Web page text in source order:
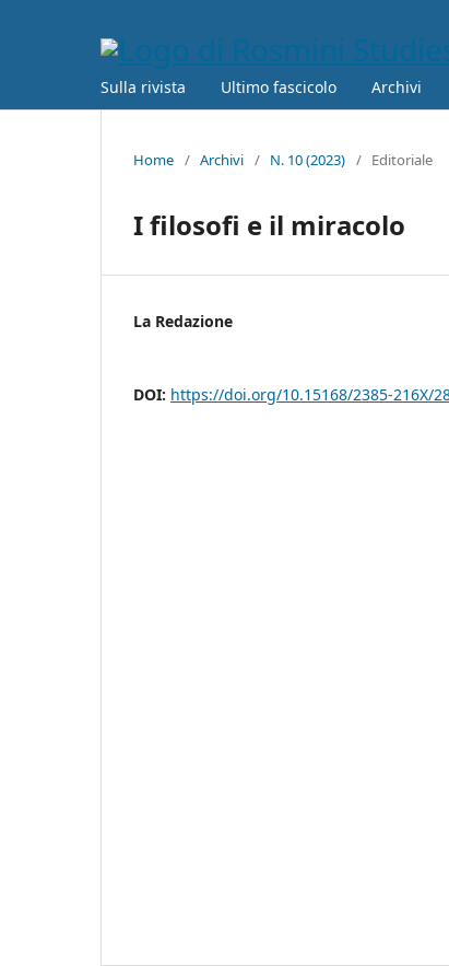
Sulla rivista Ultimo fascicolo Archivi
Home / Archivi / N. 10 (2023) / Editoriale
I filosofi e il miracolo
La Redazione
DOI: https://doi.org/10.15168/2385-216X/